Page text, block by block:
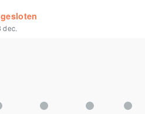
dec.